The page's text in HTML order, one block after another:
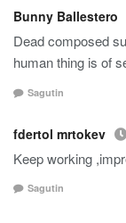
Bunny Ballestero
Dead composed
human thing is of
Sagutin
fdertol mrtokev
Keep working
Sagutin